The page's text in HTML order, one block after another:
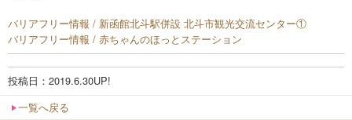
バリアフリー情報 / 新函館北斗駅併設 北斗市観光交流センター①
バリアフリー情報 / 赤ちゃんのほっとステーション
投稿日：2019.6.30UP!
一覧へ戻る